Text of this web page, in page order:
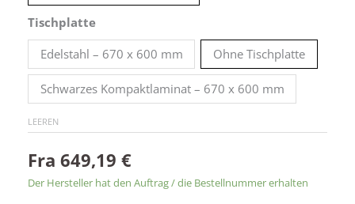
Tischplatte
Edelstahl – 670 x 600 mm Ohne Tischplatte
Schwarzes Kompaktlaminat – 670 x 600 mm
LEEREN
Fra 649,19 €
Der Hersteller hat den Auftrag / die Bestellnummer erhalten